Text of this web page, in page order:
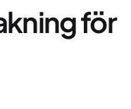
för